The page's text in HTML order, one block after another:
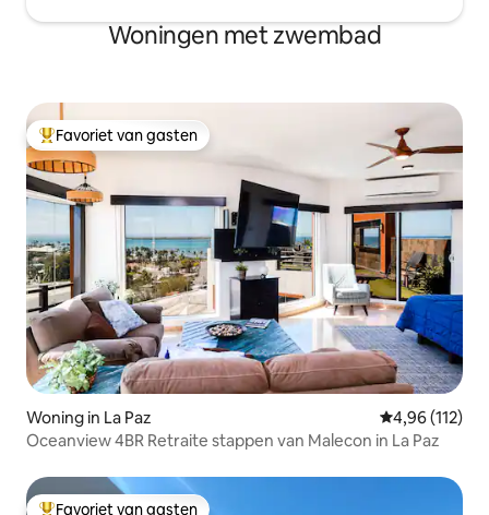
Woningen met zwembad
Topfavoriet van gasten
Favoriet van gasten
Woning in La Paz Gemiddelde
4,96 (112)
Oceanview 4BR Retraite stappen van Malecon in La Paz
Favoriet van gasten